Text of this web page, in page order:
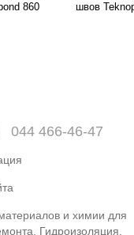
860
швов
044 466-46-47
и химии для
Гидроизоляция,